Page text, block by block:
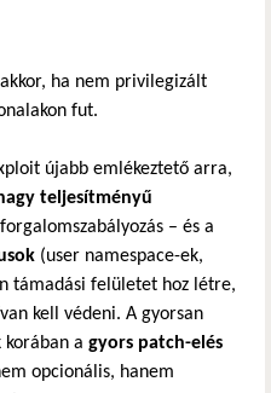
ha nem privilegizált
fut.
újabb emlékeztető arra,
teljesítményű
– és a
(user namespace-ek,
támadási felületet hoz létre,
kell védeni. A gyorsan
a gyors patch-elés
opcionális, hanem